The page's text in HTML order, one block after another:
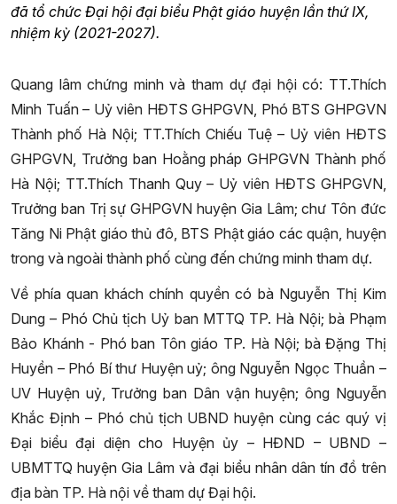
đã tổ chức Đại hội đại biểu Phật giáo huyện lần thứ IX,
nhiệm kỳ (2021-2027).
Quang lâm chứng minh và tham dự đại hội có: TT.Thích
Minh Tuấn – Uỷ viên HĐTS GHPGVN, Phó BTS GHPGVN
Thành phố Hà Nội; TT.Thích Chiếu Tuệ – Uỷ viên HĐTS
GHPGVN, Trưởng ban Hoằng pháp GHPGVN Thành phố
Hà Nội; TT.Thích Thanh Quy – Uỷ viên HĐTS GHPGVN,
Trưởng ban Trị sự GHPGVN huyện Gia Lâm; chư Tôn đức
Tăng Ni Phật giáo thủ đô, BTS Phật giáo các quận, huyện
trong và ngoài thành phố cùng đến chứng minh tham dự.
Về phía quan khách chính quyền có bà Nguyễn Thị Kim
Dung – Phó Chủ tịch Uỷ ban MTTQ TP. Hà Nội; bà Phạm
Bảo Khánh - Phó ban Tôn giáo TP. Hà Nội; bà Đặng Thị
Huyền – Phó Bí thư Huyện uỷ; ông Nguyễn Ngọc Thuần –
UV Huyện uỷ, Trưởng ban Dân vận huyện; ông Nguyễn
Khắc Định – Phó chủ tịch UBND huyện cùng các quý vị
Đại biểu đại diện cho Huyện ủy – HĐND – UBND –
UBMTTQ huyện Gia Lâm và đại biểu nhân dân tín đồ trên
địa bàn TP. Hà nội về tham dự Đại hội.